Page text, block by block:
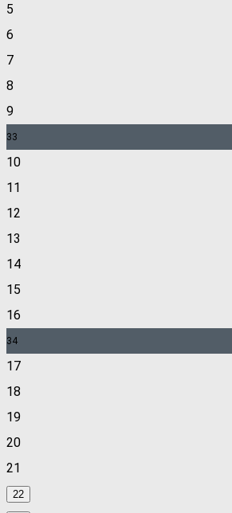
5
6
7
8
9
33
10
11
12
13
14
15
16
34
17
18
19
20
21
22